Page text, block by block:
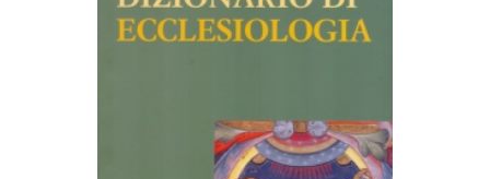
AGGIUNGI AL CARRELLO